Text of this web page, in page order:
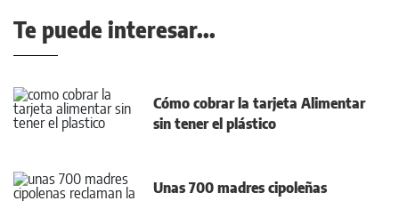
Te puede interesar...
Cómo cobrar la tarjeta Alimentar
sin tener el plástico
Unas 700 madres cipoleñas